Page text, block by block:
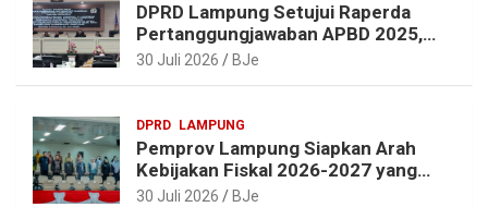
DPRD Lampung Setujui Raperda
Pertanggungjawaban APBD 2025,
Beri Sejumlah Rekomendasi
30 Juli 2026 BJe
DPRD LAMPUNG
Pemprov Lampung Siapkan Arah
Kebijakan Fiskal 2026-2027 yang
Realistis dan Berkelanjutan
30 Juli 2026 BJe